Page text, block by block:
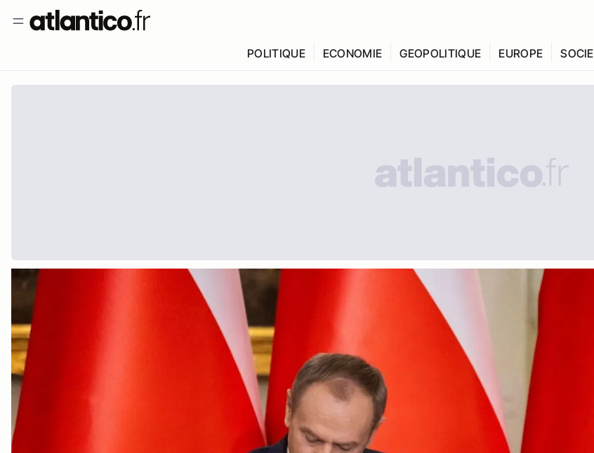
POLITIQUE ECONOMIE GEOPOLITIQUE EUROPE